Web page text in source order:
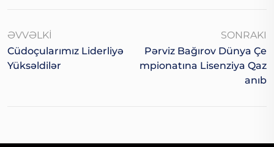
ƏVVƏLKI
Cüdoçularımız Liderliyə
Yüksəldilər
SONRAKI
Pərviz Bağırov Dünya Çe
Mpionatına Lisenziya Qaz
Anıb